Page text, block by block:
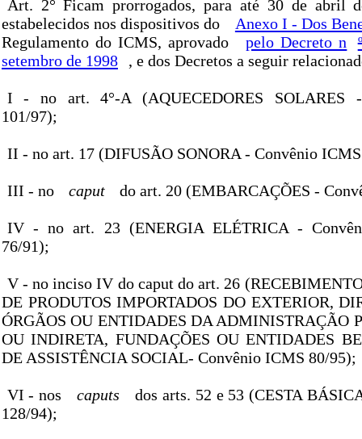
Art. 2° Ficam prorrogados, para até 30 de abril
estabelecidos nos dispositivos do
Anexo I - Dos
Regulamento do ICMS, aprovado
pelo Decreto n
º
setembro de 1998
, e dos Decretos a seguir
I - no art. 4°-A (AQUECEDORES SOLARES
101/97);
II - no art. 17 (DIFUSÃO SONORA - Convênio
III - no caput do art. 20 (EMBARCAÇÕES -
IV - no art. 23 (ENERGIA ELÉTRICA -
76/91);
V - no inciso IV do caput do art. 26
DE PRODUTOS IMPORTADOS DO EXTERIOR,
ÓRGÃOS OU ENTIDADES DA ADMINISTRAÇÃO
OU INDIRETA, FUNDAÇÕES OU ENTIDADES
DE ASSISTÊNCIA SOCIAL- Convênio ICMS 80/95);
VI - nos caputs
dos arts. 52 e 53 (CESTA
128/94);